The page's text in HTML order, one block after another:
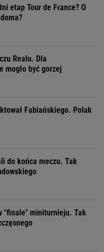
etap Tour de France? O
Realu. Dla
mogło być gorzej
Fabiańskiego. Polak
do końca meczu. Tak
"finale" miniturnieju. Tak